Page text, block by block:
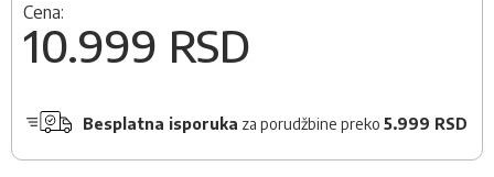
Cena:
10.999 RSD
Besplatna isporuka za porudžbine preko 5.999 RSD